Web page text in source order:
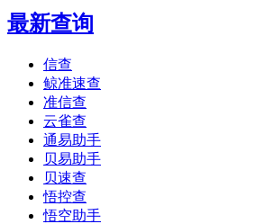
最新查询
信查
鲸准速查
准信查
云雀查
通易助手
贝易助手
贝速查
悟控查
悟空助手